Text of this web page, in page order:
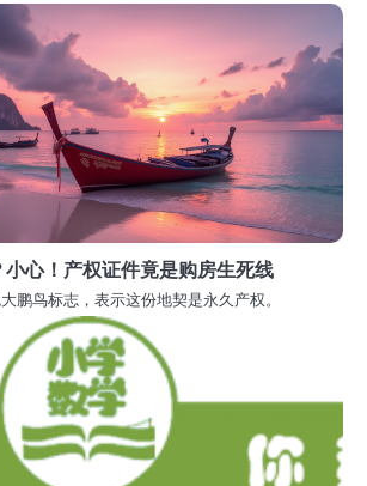
心！产权证件竟是购房生死线
鹏鸟标志，表示这份地契是永久产权。